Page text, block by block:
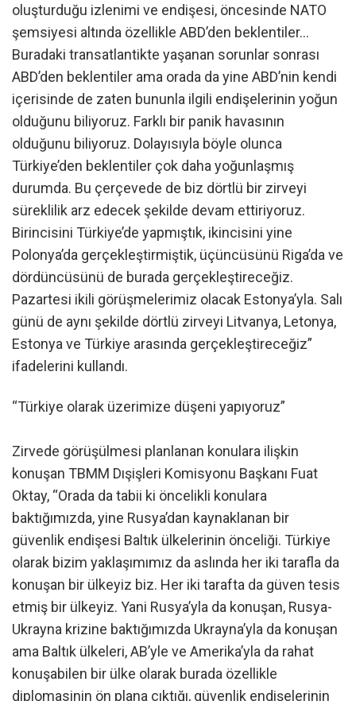
oluşturduğu izlenimi ve endişesi, öncesinde NATO
şemsiyesi altında özellikle ABD’den beklentiler…
Buradaki transatlantikte yaşanan sorunlar sonrası
ABD’den beklentiler ama orada da yine ABD’nin kendi
içerisinde de zaten bununla ilgili endişelerinin yoğun
olduğunu biliyoruz. Farklı bir panik havasının
olduğunu biliyoruz. Dolayısıyla böyle olunca
Türkiye’den beklentiler çok daha yoğunlaşmış
durumda. Bu çerçevede de biz dörtlü bir zirveyi
süreklilik arz edecek şekilde devam ettiriyoruz.
Birincisini Türkiye’de yapmıştık, ikincisini yine
Polonya’da gerçekleştirmiştik, üçüncüsünü Riga’da ve
dördüncüsünü de burada gerçekleştireceğiz.
Pazartesi ikili görüşmelerimiz olacak Estonya’yla. Salı
günü de aynı şekilde dörtlü zirveyi Litvanya, Letonya,
Estonya ve Türkiye arasında gerçekleştireceğiz”
ifadelerini kullandı.
“Türkiye olarak üzerimize düşeni yapıyoruz”
Zirvede görüşülmesi planlanan konulara ilişkin
konuşan TBMM Dışişleri Komisyonu Başkanı Fuat
Oktay, “Orada da tabii ki öncelikli konulara
baktığımızda, yine Rusya’dan kaynaklanan bir
güvenlik endişesi Baltık ülkelerinin önceliği. Türkiye
olarak bizim yaklaşımımız da aslında her iki tarafla da
konuşan bir ülkeyiz biz. Her iki tarafta da güven tesis
etmiş bir ülkeyiz. Yani Rusya’yla da konuşan, Rusya-
Ukrayna krizine baktığımızda Ukrayna’yla da konuşan
ama Baltık ülkeleri, AB’yle ve Amerika’yla da rahat
konuşabilen bir ülke olarak burada özellikle
diplomasinin ön plana çıktığı, güvenlik endişelerinin